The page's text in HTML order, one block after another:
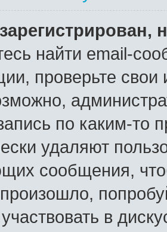
найти email-
проверьте
по каким-то
удаляют
сообщения,
в